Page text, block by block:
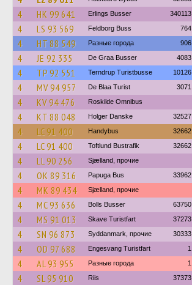
4 HK 99 641 Erlings Busser 340113
4 LS 93 569 Feldborg Buss 764
4 HT 88 549 Разные города 906
4 JE 92 335 De Graa Busser 4083
4 TP 92 551 Terndrup Turistbusse 10126
4 MV 94 957 De Blaa Turist 3071
4 KV 94 476 Roskilde Omnibus
4 KT 88 048 Holger Danske 32527
4 LC 91 400 Handybus 32662
4 LC 91 400 Toftlund Bustrafik 32662
4 LL 90 256 Sjælland, прочие
4 OK 89 316 Papuga Bus 33962
4 MK 89 434 Sjælland, прочие
4 MC 93 636 Bolls Busser 63750
4 MS 91 013 Skave Turistfart 37273
4 SN 96 873 Syddanmark, прочие 30333
4 OD 97 688 Engesvang Turistfart 1
4 AL 93 955 Разные города 1
4 SL 95 910 Riis 37373